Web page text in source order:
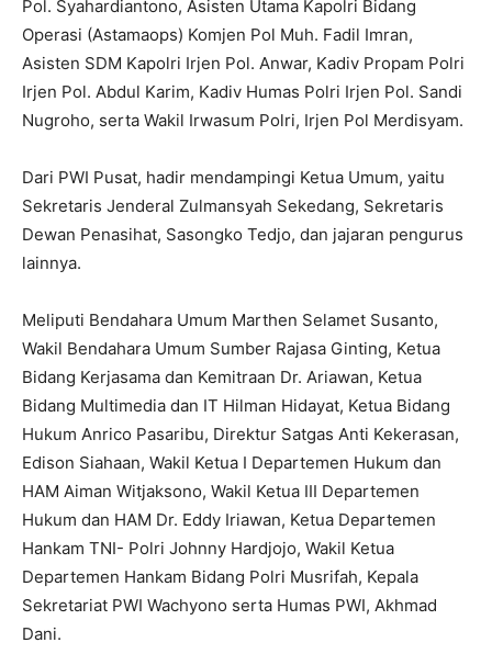
Pol. Syahardiantono, Asisten Utama Kapolri Bidang
Operasi (Astamaops) Komjen Pol Muh. Fadil Imran,
Asisten SDM Kapolri Irjen Pol. Anwar, Kadiv Propam Polri
Irjen Pol. Abdul Karim, Kadiv Humas Polri Irjen Pol. Sandi
Nugroho, serta Wakil Irwasum Polri, Irjen Pol Merdisyam.
Dari PWI Pusat, hadir mendampingi Ketua Umum, yaitu
Sekretaris Jenderal Zulmansyah Sekedang, Sekretaris
Dewan Penasihat, Sasongko Tedjo, dan jajaran pengurus
lainnya.
Meliputi Bendahara Umum Marthen Selamet Susanto,
Wakil Bendahara Umum Sumber Rajasa Ginting, Ketua
Bidang Kerjasama dan Kemitraan Dr. Ariawan, Ketua
Bidang Multimedia dan IT Hilman Hidayat, Ketua Bidang
Hukum Anrico Pasaribu, Direktur Satgas Anti Kekerasan,
Edison Siahaan, Wakil Ketua I Departemen Hukum dan
HAM Aiman Witjaksono, Wakil Ketua III Departemen
Hukum dan HAM Dr. Eddy Iriawan, Ketua Departemen
Hankam TNI- Polri Johnny Hardjojo, Wakil Ketua
Departemen Hankam Bidang Polri Musrifah, Kepala
Sekretariat PWI Wachyono serta Humas PWI, Akhmad
Dani.